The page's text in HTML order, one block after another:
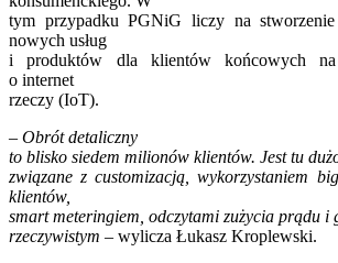
tym przypadku PGNiG liczy na
nowych usług
i produktów dla klientów końcowych na
o internet
rzeczy (IoT).
– Obrót detaliczny
to blisko siedem milionów klientów. Jest tu
związane z customizacją, wykorzystaniem
klientów,
smart meteringiem, odczytami zużycia prądu i
rzeczywistym – wylicza Łukasz Kroplewski.